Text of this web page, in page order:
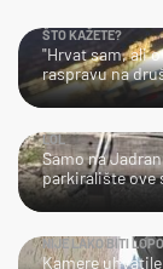
ŠTO KAŽETE?
"Hrvat sam, ali
raspravu na
LOL
Samo na
parkiralište ove
NIJE LAKO BITI
Kamere